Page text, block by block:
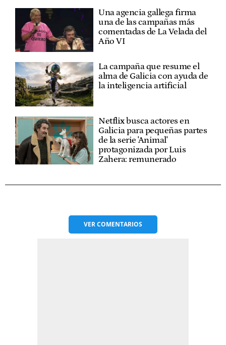
Una agencia gallega firma
una de las campañas más
comentadas de La Velada del
Año VI
La campaña que resume el
alma de Galicia con ayuda de
la inteligencia artificial
Netflix busca actores en
Galicia para pequeñas partes
de la serie 'Animal'
protagonizada por Luis
Zahera: remunerado
VERCOMENTARIOS